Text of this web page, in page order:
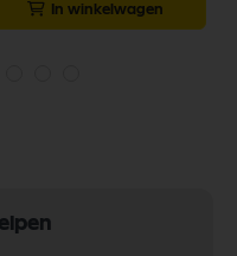
In winkelwagen